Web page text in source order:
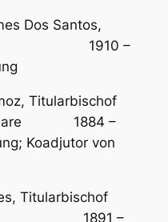
Dos Santos,
1910 –
Titularbischof
1884 –
Koadjutor von
Titularbischof
1891 –